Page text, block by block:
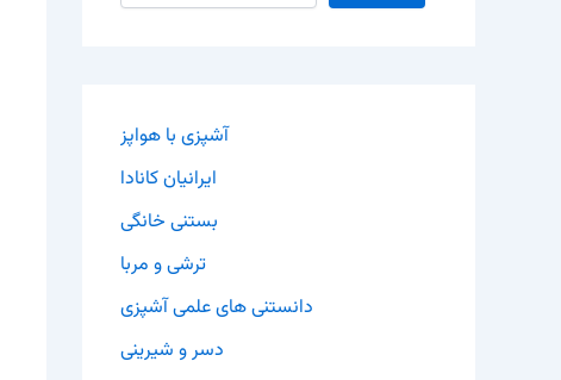
آشپزی با هواپز
ایرانیان کانادا
بستنی خانگی
ترشی و مربا
دانستنی های علمی آشپزی
دسر و شیرینی